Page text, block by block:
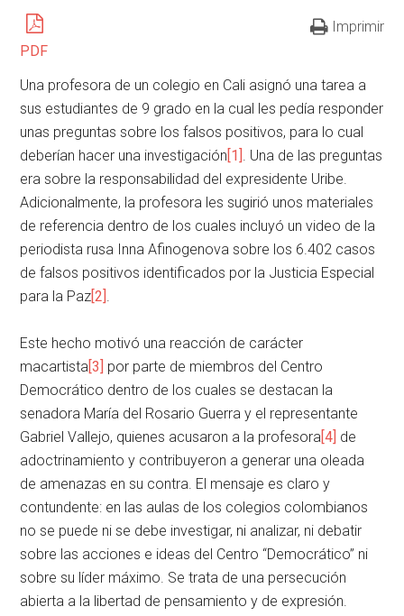
PDF
Imprimir
Una profesora de un colegio en Cali asignó una tarea a
sus estudiantes de 9 grado en la cual les pedía responder
unas preguntas sobre los falsos positivos, para lo cual
deberían hacer una investigación[1] . Una de las preguntas
era sobre la responsabilidad del expresidente Uribe.
Adicionalmente, la profesora les sugirió unos materiales
de referencia dentro de los cuales incluyó un video de la
periodista rusa Inna Afinogenova sobre los 6.402 casos
de falsos positivos identificados por la Justicia Especial
para la Paz[2]
Este hecho motivó una reacción de carácter
macartista[3] por parte de miembros del Centro
Democrático dentro de los cuales se destacan la
senadora María del Rosario Guerra y el representante
Gabriel Vallejo, quienes acusaron a la profesora[4] de
adoctrinamiento y contribuyeron a generar una oleada
de amenazas en su contra. El mensaje es claro y
contundente: en las aulas de los colegios colombianos
no se puede ni se debe investigar, ni analizar, ni debatir
sobre las acciones e ideas del Centro “Democrático” ni
sobre su líder máximo. Se trata de una persecución
abierta a la libertad de pensamiento y de expresión.